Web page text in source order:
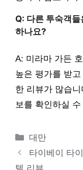
Q: 다른 투숙객
하나요?
A: 미라마 가든
높은 평가를 받
한 리뷰가 많습
보를 확인하실
카
테
고
대만
타이베이 타
텔 리뷰